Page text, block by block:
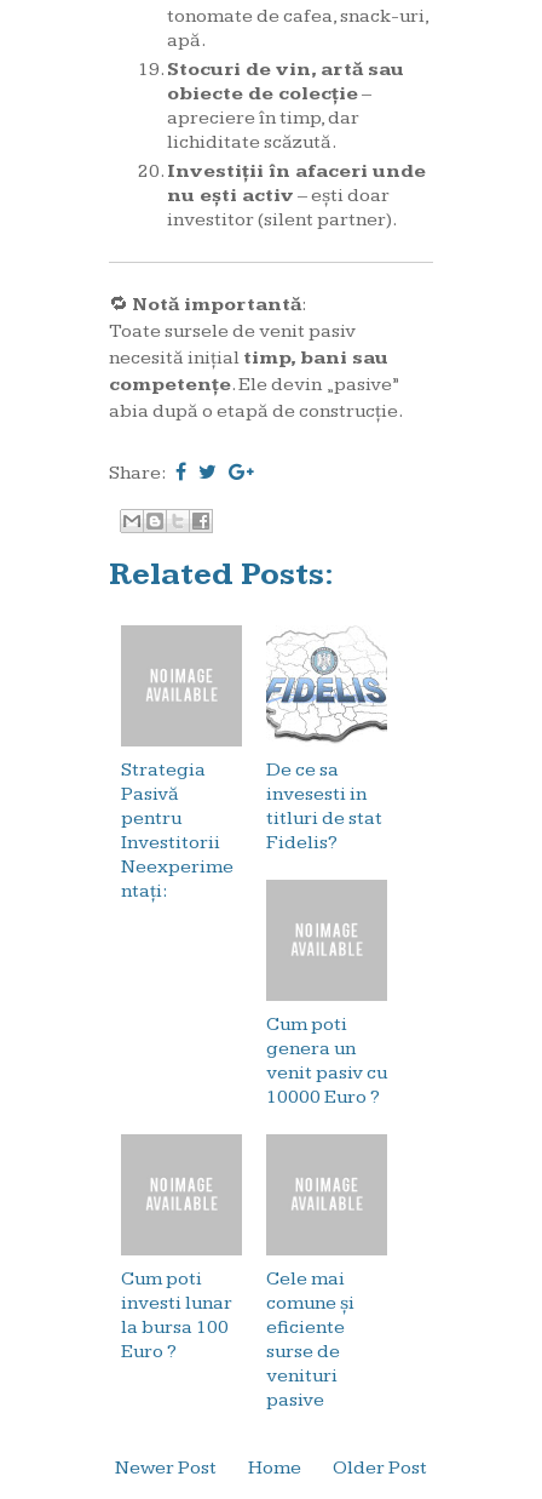
tonomate de cafea, snack-uri,
apă.
Stocuri de vin, artă sau
obiecte de colecție–
apreciere în timp, dar
lichiditate scăzută.
Investiții în afaceri unde
nu ești activ – ești doar
investitor (silent partner).
🔁 Notă importantă:
Toate sursele de venit pasiv
necesită inițial timp, bani sau
competențe. Ele devin „pasive”
abia după o etapă de construcție.
Share:
Related Posts:
Strategia
Pasivă
pentru
Investitorii
Neexperime
ntați:
De ce sa
invesesti in
titluri de stat
Fidelis?
Cum poti
genera un
venit pasiv cu
10000 Euro ?
Cum poti
investi lunar
la bursa 100
Euro ?
Cele mai
comune și
eficiente
surse de
venituri
pasive
Newer Post Older Post
Home